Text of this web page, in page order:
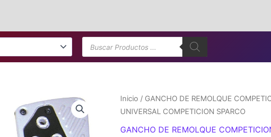
Búsqueda
de
productos
Inicio / GANCHO DE REMOLQUE
UNIVERSAL COMPETICION SPARCO
GANCHO DE REMOLQUE